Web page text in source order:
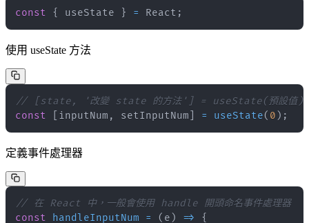
const { useState } = React ;
使用 useState 方法
// [state, '改變 state 的方法'] = useState(預設值)
const
inputNum , setInputNum = useState( 0 ) ;
定義事件處理器
// 在 React 中，一般會使用 handle 開頭命名事件處理器
const
handleInputNum = ( e ) => {